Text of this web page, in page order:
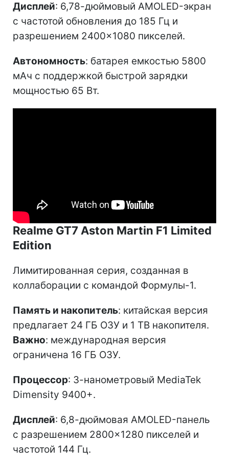
Дисплей: 6,78-дюймовый AMOLED-экран
с частотой обновления до 185 Гц и
разрешением 2400×1080 пикселей.
Автономность: батарея емкостью 5800
мАч с поддержкой быстрой зарядки
мощностью 65 Вт.
Realme GT7 Aston Martin F1 Limited
Edition
Лимитированная серия, созданная в
коллаборации с командой Формулы-1.
Память и накопитель: китайская версия
предлагает 24 ГБ ОЗУ и 1 ТВ накопителя.
Важно: международная версия
ограничена 16 ГБ ОЗУ.
Процессор: 3-нанометровый MediaTek
Dimensity 9400+.
Дисплей: 6,8-дюймовая AMOLED-панель
с разрешением 2800×1280 пикселей и
частотой 144 Гц.